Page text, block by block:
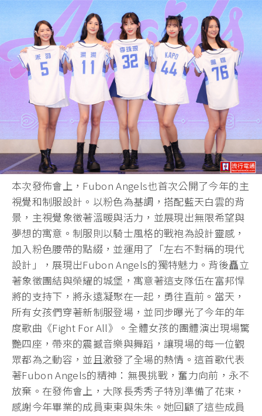
本次發佈會上，Fubon Angels也首次公開了今年的主
視覺和制服設計。以粉色為基調，搭配藍天白雲的背
景，主視覺象徵著溫暖與活力，並展現出無限希望與
夢想的寓意。制服則以騎士風格的戰袍為設計靈感，
加入粉色腰帶的點綴，並運用了「左右不對稱的現代
設計」，展現出Fubon Angels的獨特魅力。背後矗立
著象徵團結與榮耀的城堡，寓意著這支隊伍在富邦悍
將的支持下，將永遠凝聚在一起，勇往直前。當天，
所有女孩們穿著新制服登場，並同步曝光了今年的年
度歌曲《Fight For All》。全體女孩的團體演出現場驚
艷四座，帶來的震撼音樂與舞蹈，讓現場的每一位觀
眾都為之動容，並且激發了全場的熱情。這首歌代表
著Fubon Angels的精神：無畏挑戰，奮力向前，永不
放棄。在發佈會上，大隊長秀秀子特別準備了花束，
感謝今年畢業的成員東東與朱朱。她回顧了這些成員